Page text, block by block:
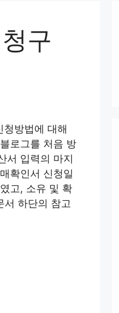
구
방법에 대해
로그를 처음 방
서 입력의 마지
확인서 신청일
고, 소유 및 확
서 하단의 참고